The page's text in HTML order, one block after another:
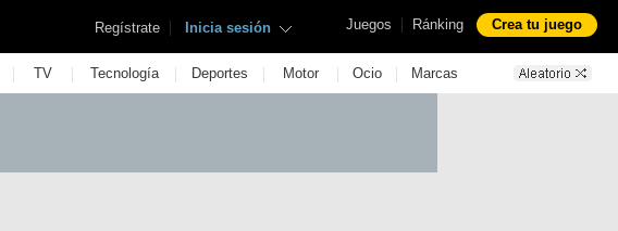
Juegos | Ránking Crea tu juego
Regístrate | Inicia sesión
| TV | Tecnología | Deportes | Motor | Ocio | Marcas